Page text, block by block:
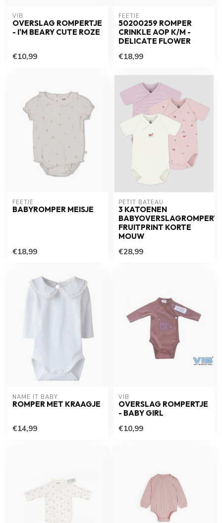
VIB
OVERSLAG ROMPERTJE
- I'M BEARY CUTE ROZE
€10,99
FEETJE
50200259 ROMPER
CRINKLE AOP K/M -
DELICATE FLOWER
€18,99
FEETJE
BABYROMPER MEISJE
€18,99
PETIT BATEAU
3 KATOENEN
FRUITPRINT KORTE
MOUW
€28,99
NAME IT BABY
ROMPER MET KRAAGJE
€14,99
VIB
OVERSLAG ROMPERTJE
- BABY GIRL
€10,99